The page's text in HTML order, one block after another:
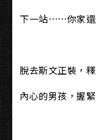
下一站⋯⋯你家還
脫去斯文正裝，
內心的男孩，握